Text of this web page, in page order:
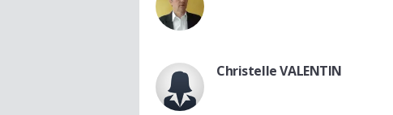
Christelle VALENTIN